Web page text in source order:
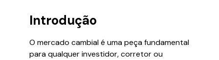
Introdução
O mercado cambial é uma peça fundamental
para qualquer investidor, corretor ou